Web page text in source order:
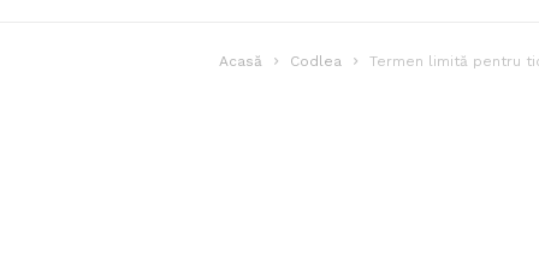
Acasă Codlea Termen limită pentru